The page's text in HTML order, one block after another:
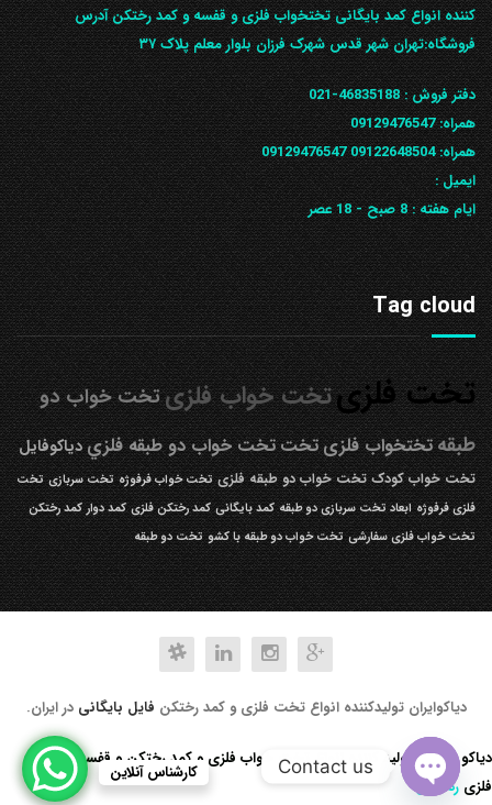
کننده انواع کمد بایگانی تختخواب فلزی و قفسه و کمد رختکن آدرس
ف‍روشگاه:تهران شهر قدس شهرک فرزان بلوار معلم پلاک ۳۷
دفتر فروش :46835188-021
همراه:09129476547
همراه: 09122648504
09129476547
ایمیل :
ایام هفته :8 صبح - 18 عصر
Tag cloud
تخت فلزیتخت خواب فلزیتخت خواب دو
طبقه تختخواب فلزیتختتخت خواب دو طبقه فلزيدیاکوفایل
تخت خواب کودک تخت خواب دو طبقه فلزی تخت خواب فرفوژه تخت سربازی تخت
فلزی فرفوژه ابعاد تخت سربازی دو طبقه کمد بایگانی کمد رختکن فلزی کمد دوار کمد رختکن
تخت خواب فلزی سفارشی تخت خواب دو طبقه با کشو تخت دو طبقه
دیاکوایران تولیدکننده انواع تخت فلزی و کمد رختکن فایل بایگانی در ایران.
کارشناس آنلاین
دیاکو صنعت تولید کننده انواع تخت خواب فلزی و کمد رختکن و قفسه کتابخانه
فلزی رد کردن
Contact us